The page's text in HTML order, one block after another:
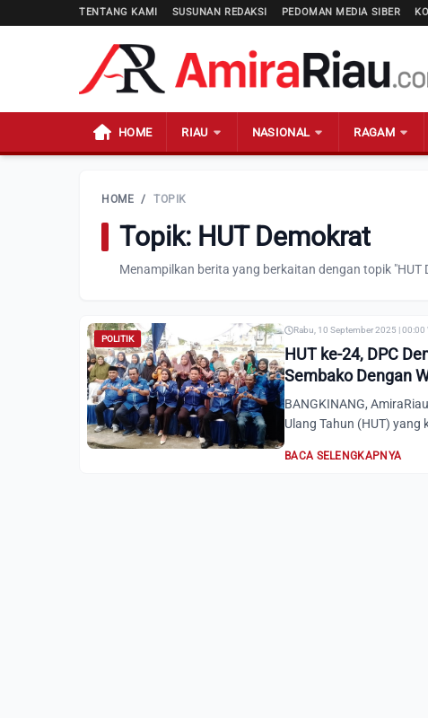
TENTANG KAMI SUSUNAN REDAKSI PEDOMAN MEDIA SIBER
HOME RIAU NASIONAL RAGAM
HOME / TOPIK
Topik: HUT Demokrat
Menampilkan berita yang berkaitan dengan topik "HUT
POLITIK
Rabu, 10 September 2025 | 00:00
HUT ke-24, DPC
Sembako Dengan
BANGKINANG,
Ulang Tahun (HUT) yang
BACA SELENGKAPNYA